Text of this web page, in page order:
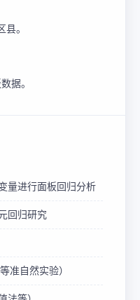
。
据。
量进行面板回归分析
回归研究
准自然实验）